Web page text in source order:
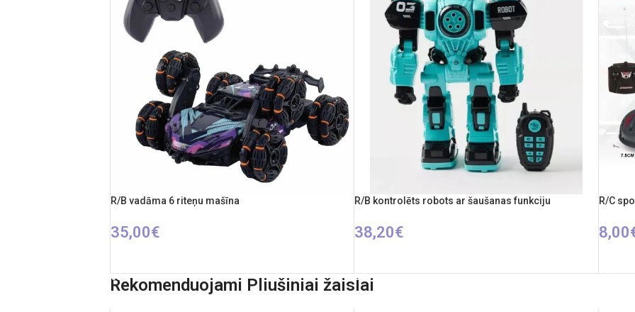
R/B vadāma 6 riteņu mašīna
35,00€
R/B kontrolēts robots ar šaušanas funkciju
38,20€
R/C
8,00
Rekomenduojami Pliušiniai žaislai